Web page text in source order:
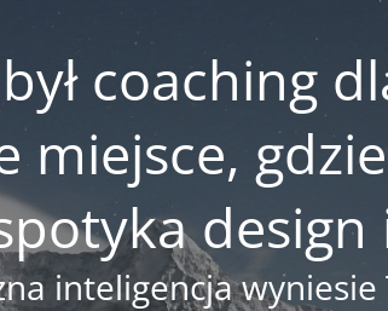
coaching
miejsce,
design
inteligencja